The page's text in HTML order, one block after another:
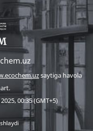
saytiga havola
00:35 (GMT+5)